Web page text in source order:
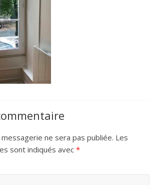
ne sera pas publiée. Les
sont indiqués avec*